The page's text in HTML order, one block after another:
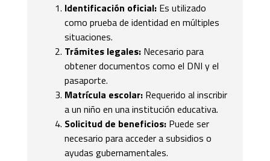
Identificación oficial: Es utilizado
como prueba de identidad en múltiples
situaciones.
Trámites legales: Necesario para
obtener documentos como el DNI y el
pasaporte.
Matrícula escolar: Requerido al inscribir
a un niño en una institución educativa.
Solicitud de beneficios: Puede ser
necesario para acceder a subsidios o
ayudas gubernamentales.